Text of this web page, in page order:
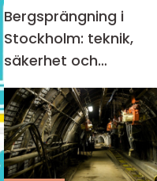
Bergsprängning i
Stockholm: teknik,
säkerhet och
miljöhänsyn